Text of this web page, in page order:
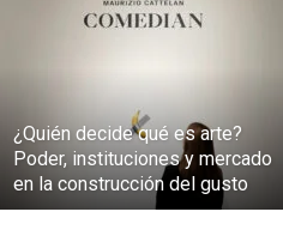
¿Quién decide qué es arte?
Poder, instituciones y mercado
en la construcción del gusto